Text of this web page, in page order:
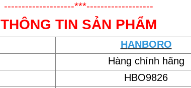
--------------------***-------------------
THÔNG TIN SẢN PHẨM
HANBORO
Hàng chính hãng
HBO9826